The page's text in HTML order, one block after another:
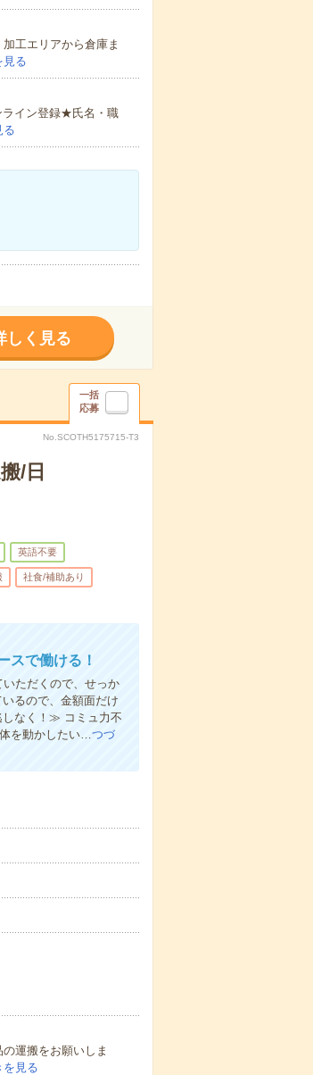
工エリアから倉庫ま
見る
ライン登録★氏名・職
る
しく見る
一括
応募
No.SCOTH5175715-T3
/日
英語不要
社食/補助あり
で働ける！
ただくので、せっか
るので、金額面だけ
しなく！≫ コミュ力不
を動かしたい…つづ
運搬をお願いしま
を見る